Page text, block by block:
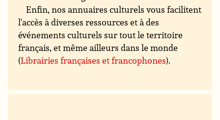
Enfin, nos annuaires culturels vous facilitent
l'accès à diverses ressources et à des
événements culturels sur tout le territoire
français, et même ailleurs dans le monde
(Librairies françaises et francophones).